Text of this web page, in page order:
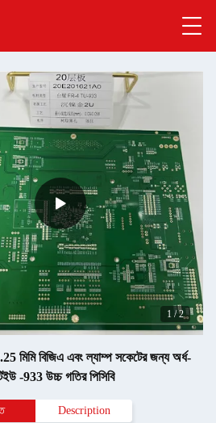
1 /2
মিমি বিজিএ এবং ল্যাম্প সকেটের জন্য অর্ধ-
-933 উচ্চ গতির পিসিবি
Description